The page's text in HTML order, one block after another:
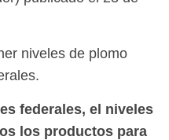
niveles de plomo
federales, el niveles
los productos para